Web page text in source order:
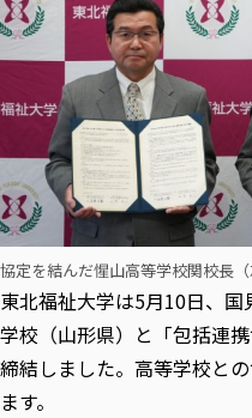
役員・評議員一覧
キャンパス案内
大学広報誌「TFU
初年次教育（リエゾンゼ
リエゾンゼミ・ナビ（テ
お役立ち情報（リンク集
放射線モニタリング測定
大学評価
学校教育法施行規則第
教職課程における情報の
学部・学科等設置計画履
情報公開規程
医療経営管理学科
仏教専修科
大学院
大学院
総合福祉学研究科 社会
総合福祉学研究科 社会
総合福祉学研究科 福祉心
教育学研究科 教育学専
通信教育部
通信教育部
通信制大学院 総合福祉学
通信制大学院 総合福祉学
カリキュラム（学部
その他の就学機会
学びの特徴
進路・就職支援
東北福祉大学のキャリア
採用ご担当者様へ
採用ご担当者様へ
センター長の挨拶
求人の受付について
単独学内説明会のご案内
在学生の方
在学生の方
資格取得報奨制度につい
東北福祉大学求人・イン
卒業生の方
卒業生の方
卒業後のキャリア支援体
在学生による訪問、情報
卒業生アンケート
よくあるご質問
東北福祉大学のDNA
在学生インタビュー
大学指定団体紹介
海外留学・研修
外国人在学生
Prospective
学生支援センター国
スタッフ紹介
ニュース一覧
東北福祉大学の研究活
東北福祉大学の研究活動
東北福祉大学の研究紹介
共同研究等をご検討の皆
東北福祉大学の紀要
東北福祉大学の紀要・
研究紀要
教職研究
東北福祉大学教育・教職
芹沢銈介美術工芸館年報
東北福祉大学機関リポジ
東北福祉大学オープンア
産学・産学官連携
産学・産学官連携
「高齢者のフレイル予防
高齢者施設特化型モジュ
学生参加 × 産学官連携
社会貢献・地域連携
社会貢献・地域連携活動
社会貢献への取り組み
社会貢献・地域連携活動
生涯学習・社会人講
自治体・団体等との
自治体・団体等との主な
生涯学習・社会人講
月例TFU実学臨床研
特別支援教育研究室
TFU教育フォーラム
関連法人
取材について
施設利用
同窓会
学内ポータルシ
Universal
協定を結んだ惺山高等学校関校長
東北福祉大学は5月10日、
学校（山形県）と「包括連
締結しました。高等学校と
ます。